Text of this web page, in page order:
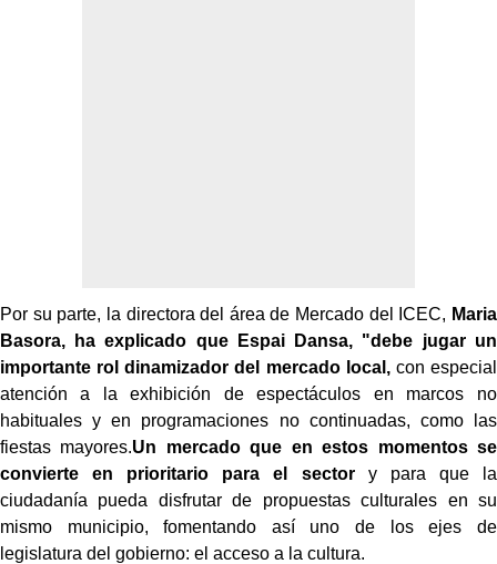
Por su parte, la directora del área de Mercado del ICEC, Maria
Basora, ha explicado que Espai Dansa, "debe jugar un
importante rol dinamizador del mercado local,con especial
atención a la exhibición de espectáculos en marcos no
habituales y en programaciones no continuadas, como las
fiestas mayores.Un mercado que en estos momentos se
convierte en prioritario para el sectory para que la
ciudadanía pueda disfrutar de propuestas culturales en su
mismo municipio, fomentando así uno de los ejes de
legislatura del gobierno: el acceso a la cultura.